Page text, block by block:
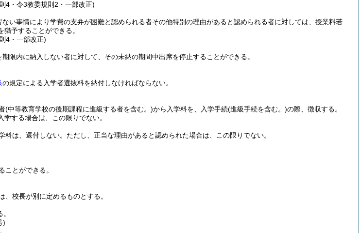
4・令3教委規則2・一部改正)
い事情により学費の支弁が困難と認められる者その他特別の理由があると認められる者に対しては、授業料若
予することができる。
4・一部改正)
限内に納入しない者に対して、その未納の期間中出席を停止することができる。
の規定による入学者選抜料を納付しなければならない。
(中等教育学校の後期課程に進級する者を含む。)から入学料を、入学手続(進級手続を含む。)の際、徴収する。
する場合は、この限りでない。
料は、還付しない。 ただし、正当な理由があると認められた場合は、この限りでない。
ことができる。
、校長が別に定めるものとする。
)